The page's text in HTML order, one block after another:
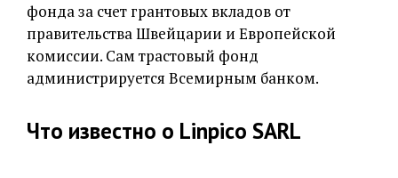
фонда за счет грантовых вкладов от
правительства Швейцарии и Европейской
комиссии. Сам трастовый фонд
администрируется Всемирным банком.
Что известно о Linpico SARL